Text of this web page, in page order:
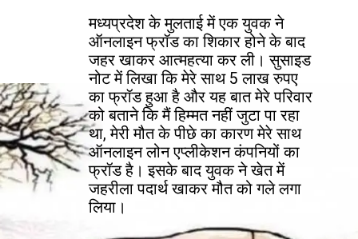
मध्यप्रदेश के मुलताई में एक युवक ने
ऑनलाइन फ्रॉड का शिकार होने के बाद
जहर खाकर आत्महत्या कर ली। सुसाइड
नोट में लिखा कि मेरे साथ 5 लाख रुपए
का फ्रॉड हुआ है और यह बात मेरे परिवार
को बताने कि मैं हिम्मत नहीं जुटा पा रहा
था, मेरी मौत के पीछे का कारण मेरे साथ
ऑनलाइन लोन एप्लीकेशन कंपनियों का
फ्रॉड है। इसके बाद युवक ने खेत में
जहरीला पदार्थ खाकर मौत को गले लगा
लिया।